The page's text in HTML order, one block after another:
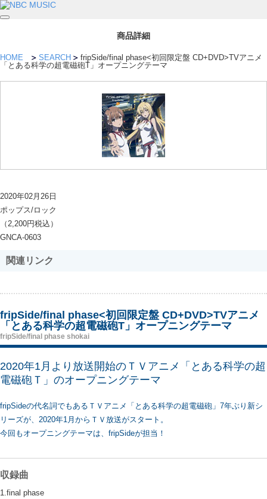
商品詳細
HOME SEARCH
fripSide/final phase<初回限定盤 CD+DVD>TVアニメ
「とある科学の超電磁砲T」オープニングテーマ
2020年02月26日
ポップス/ロック
（2,200円税込）
GNCA-0603
関連リンク
fripSide/final phase<初回限定盤 CD+DVD>TVアニメ
「とある科学の超電磁砲T」オープニングテーマ
fripSide/final phase shokai
2020年1月より放送開始のＴＶアニメ「とある科学の超
電磁砲Ｔ」のオープニングテーマ
fripSideの代名詞でもあるＴＶアニメ「とある科学の超電磁砲」7年ぶり新シ
リーズが、2020年1月からＴＶ放送がスタート。
今回もオープニングテーマは、fripSideが担当！
収録曲
1.final phase